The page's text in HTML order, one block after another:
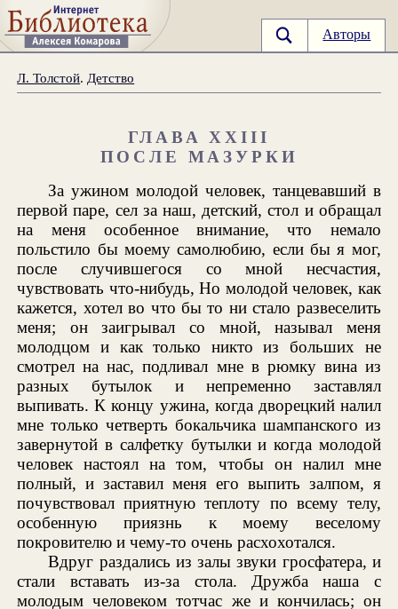
Авторы
Л. Толстой. Детство
ГЛАВА XXIII
ПОСЛЕ МАЗУРКИ
За ужином молодой человек, танцевавший в
первой паре, сел за наш, детский, стол и обращал
на меня особенное внимание, что немало
польстило бы моему самолюбию, если бы я мог,
после случившегося со мной несчастия,
чувствовать что-нибудь, Но молодой человек, как
кажется, хотел во что бы то ни стало развеселить
меня; он заигрывал со мной, называл меня
молодцом и как только никто из больших не
смотрел на нас, подливал мне в рюмку вина из
разных бутылок и непременно заставлял
выпивать. К концу ужина, когда дворецкий налил
мне только четверть бокальчика шампанского из
завернутой в салфетку бутылки и когда молодой
человек настоял на том, чтобы он налил мне
полный, и заставил меня его выпить залпом, я
почувствовал приятную теплоту по всему телу,
особенную приязнь к моему веселому
покровителю и чему-то очень расхохотался.
Вдруг раздались из залы звуки гросфатера, и
стали вставать из-за стола. Дружба наша с
молодым человеком тотчас же и кончилась; он